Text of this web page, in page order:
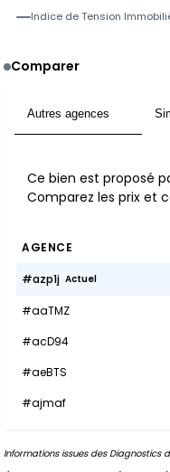
Indice de Tension
Comparer
Autres agences
Ce bien est proposé
Comparez les prix et
AGENCE
#azp1j Actuel
#aaTMZ
#acD94
#aeBTS
#ajmaf
Informations issues des Diagnostics